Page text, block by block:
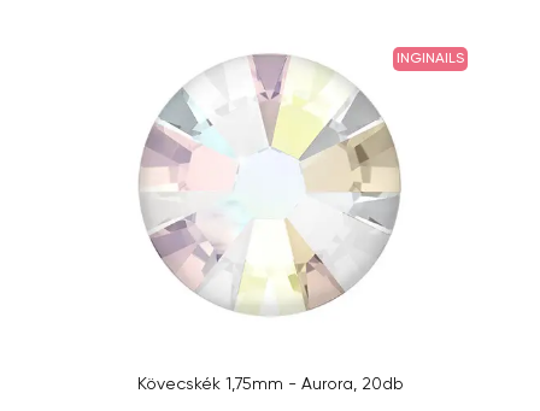
INGINAILS
Kövecskék 1,75mm - Aurora, 20db